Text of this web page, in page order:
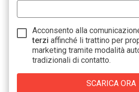
Acconsento alla
terzi affinché li trattino per
marketing tramite modalità
tradizionali di contatto.